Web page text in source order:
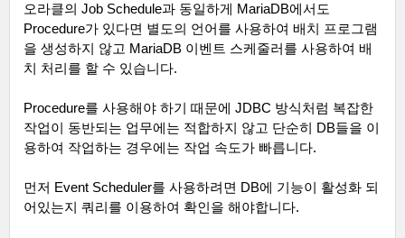
오라클의 Job Schedule과 동일하게 MariaDB에서도
Procedure가 있다면 별도의 언어를 사용하여 배치 프로그램
을 생성하지 않고 MariaDB 이벤트 스케줄러를 사용하여 배
치 처리를 할 수 있습니다.
Procedure를 사용해야 하기 때문에 JDBC 방식처럼 복잡한
작업이 동반되는 업무에는 적합하지 않고 단순히 DB들을 이
용하여 작업하는 경우에는 작업 속도가 빠릅니다.
먼저 Event Scheduler를 사용하려면 DB에 기능이 활성화 되
어있는지 쿼리를 이용하여 확인을 해야합니다.